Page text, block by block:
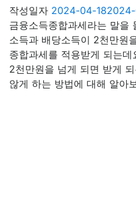
작성일자 2024-04-18
금융소득종합과세라는 말을
소득과 배당소득이 2천만원
종합과세를 적용받게 되는
2천만원을 넘게 되면 받게
않게 하는 방법에 대해 알아